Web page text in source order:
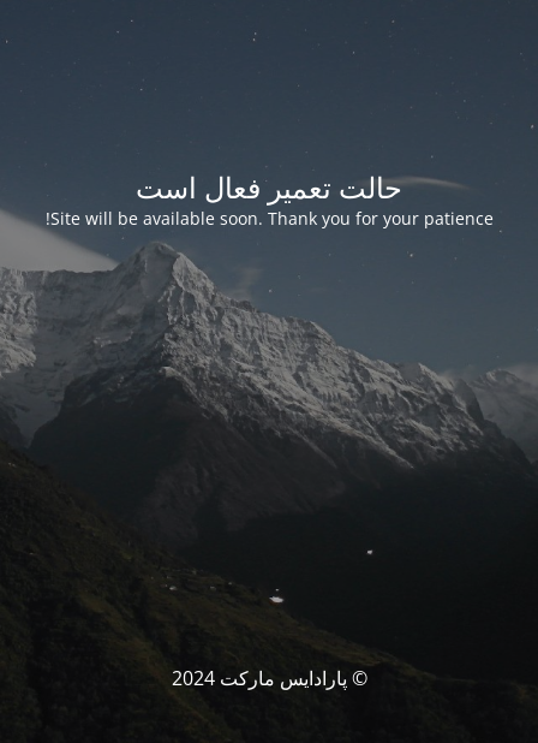
حالت تعمیر فعال است
Site will be available soon. Thank you for your patience!
© پارادایس مارکت 2024